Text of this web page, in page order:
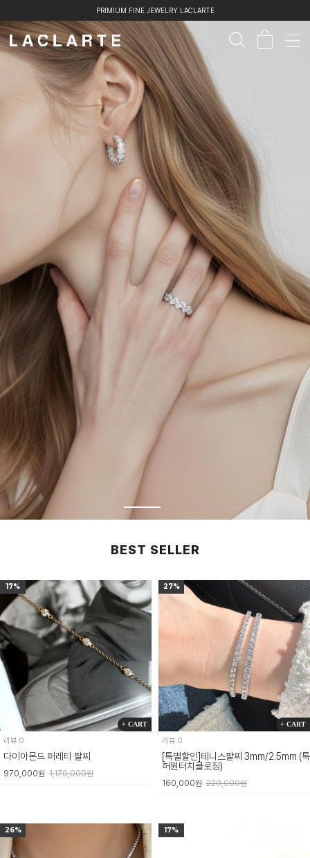
PRIMIUM FINE JEWELRY LACLARTE
BEST SELLER
17%
+ CART
리뷰 0
다이아몬드 퍼레티 팔찌
970,000원 1,170,000원
27%
+ CART
리뷰 0
[특별할인]테니스팔찌 3mm/2.5mm (특
허원터치클로징)
160,000원 220,000원
26% 17%